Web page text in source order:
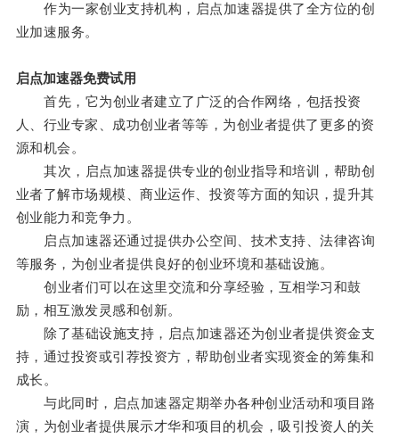
作为一家创业支持机构，启点加速器提供了全方位的创
业加速服务。
启点加速器免费试用
首先，它为创业者建立了广泛的合作网络，包括投资
人、行业专家、成功创业者等等，为创业者提供了更多的资
源和机会。
其次，启点加速器提供专业的创业指导和培训，帮助创
业者了解市场规模、商业运作、投资等方面的知识，提升其
创业能力和竞争力。
启点加速器还通过提供办公空间、技术支持、法律咨询
等服务，为创业者提供良好的创业环境和基础设施。
创业者们可以在这里交流和分享经验，互相学习和鼓
励，相互激发灵感和创新。
除了基础设施支持，启点加速器还为创业者提供资金支
持，通过投资或引荐投资方，帮助创业者实现资金的筹集和
成长。
与此同时，启点加速器定期举办各种创业活动和项目路
演，为创业者提供展示才华和项目的机会，吸引投资人的关